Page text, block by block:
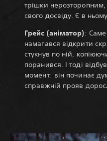
трішки нерозторопним,
свого досвіду. Є в
Грейс (аніматор):
намагався відкрити
стукнув по ній,
поранився. І тоді
момент: він починає
справжній прояв